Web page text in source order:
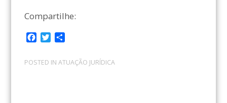
Compartilhe:
c
e
i
t
m
p
POSTED IN ATUAÇÃO JURÍDICA